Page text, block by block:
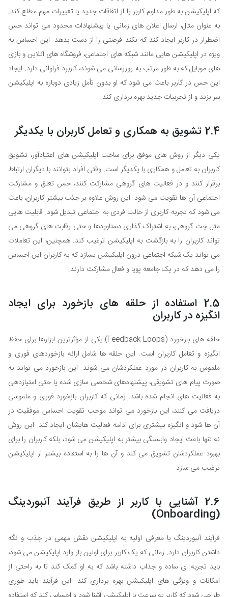
که اپلیکیشن به طور مداوم کاربر را از اتفاقات جدید یا تغییرات مهم مطلع کند.
به عنوان مثال، ارسال اعلان های زمانی یا پیشنهادات محدود می تواند حس
اضطرار در کاربر ایجاد کند که نکند فرصتی را از دست بدهد. این احساس به
ویژه در اپلیکیشن هایی مانند شبکه های اجتماعی، فروشگاه های آنلاین و بازی
های موبایل که به طور مرتب به روزرسانی می شوند، کاربرد فراوانی دارد. ایجاد
این حس در کاربر باعث می شود که او بدون تأمل زیادی دوباره به اپلیکیشن
سر بزند و از تجربیات جدید بهره برداری کند.
2.4 تشویق به همکاری و تعامل کاربران با یکدیگر
یکی دیگر از روش های موفق برای ساخت اپلیکیشن های اعتیادآور، تشویق
کاربران به تعامل و همکاری با یکدیگر است. وقتی افراد بتوانند با دیگران ارتباط
برقرار کنند و در فعالیت های گروهی مشارکت کنند، حس تعلق و مشارکت
اجتماعی آن ها تقویت می شود. این روش علاوه بر جذب بیشتر کاربران، باعث
می شود که تجربه کاربری از حالت فردی به اجتماعی تبدیل شود. قابلیت هایی
مثل چت گروهی، به اشتراک گذاری دستاوردها و حتی رقابت های گروهی می
تواند کاربران را به بازگشت به اپلیکیشن ترغیب کند. همچنین، این تعاملات
می تواند یک شبکه اجتماعی درون اپلیکیشن بسازد که به کاربران این احساس
را می دهد که در یک جامعه پویا و فعال مشارکت دارند.
2.5 استفاده از حلقه های بازخورد برای ایجاد
انگیزه در کاربران
حلقه های بازخورد (Feedback Loops) یکی از مؤثرترین ابزارها برای حفظ
انگیزه و تعامل کاربران است. این حلقه ها شامل ارائه بازخوردهای فوری و
ملموس به کاربران در مورد عملکردشان می شوند. این بازخورد می تواند به
صورت پیام های تشویقی، پیشنهادهای شخصی سازی شده یا حتی امتیازدهی
به فعالیت های انجام شده باشد. زمانی که کاربران بازخورد فوری و ملموسی
دریافت می کنند، این بازخورد می تواند موجب تقویت احساس موفقیت در
آن ها شود و انگیزه بیشتری برای ادامه فعالیت هایشان ایجاد کند. این روش
نه تنها باعث ایجاد وابستگی بیشتر به اپلیکیشن می شود، بلکه کاربران را برای
بهبود عملکردشان تشویق می کند و آن ها را به استفاده بیشتر از اپلیکیشن
ترغیب می سازد.
2.6 آشنایی با کاربر از طریق فرآیند آنبوردینگ
(Onboarding)
فرآیند آنبوردینگ یا معرفی اولیه به اپلیکیشن نقش مهمی در جذب و نگه
داشتن کاربران دارد. زمانی که یک کاربر برای اولین بار وارد اپلیکیشن می شود،
باید تجربه ای ساده و جذاب داشته باشد که به او کمک کند تا به راحتی از
امکانات و ویژگی های اپلیکیشن بهره برداری کند. این فرآیند باید طوری